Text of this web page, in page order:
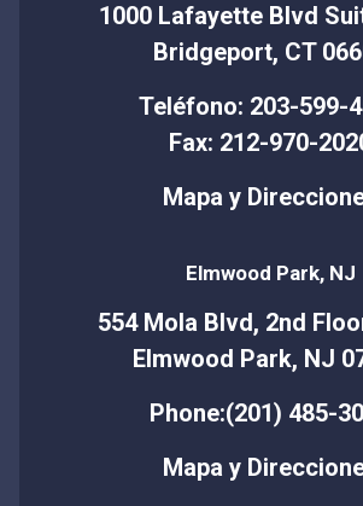
1000 Lafayette Blvd
Bridgeport, CT
Teléfono: 203-599-
Fax: 212-970-
Mapa y
Elmwood Park, NJ
554 Mola Blvd, 2nd
Elmwood Park, NJ
Phone:(201) 485-
Mapa y